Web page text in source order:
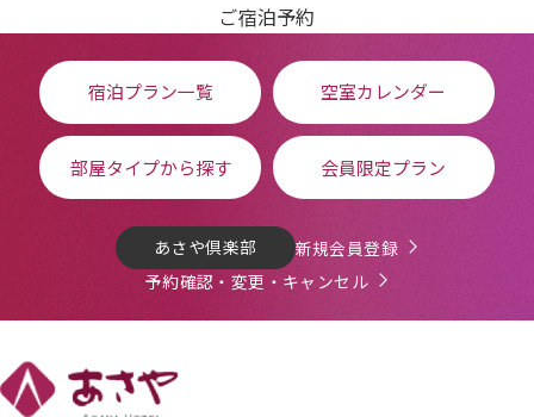
ご宿泊予約
宿泊プラン一覧 空室カレンダー
部屋タイプから探す 会員限定プラン
あさや倶楽部
新規会員登録
予約確認・変更・キャンセル